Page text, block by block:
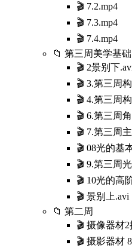
🎬 7.2.mp4
🎬 7.3.mp4
🎬 7.4.mp4
📁 第三周美学基础
🎬 2景别下
🎬 3.第三周
🎬 4.第三周
🎬 6.第三周
🎬 7.第三周
🎬 08光的基
🎬 9.第三周
🎬 10光的高
🎬 景别上.avi
📁 第二周
🎬 摄像器材
🎬 摄影器材